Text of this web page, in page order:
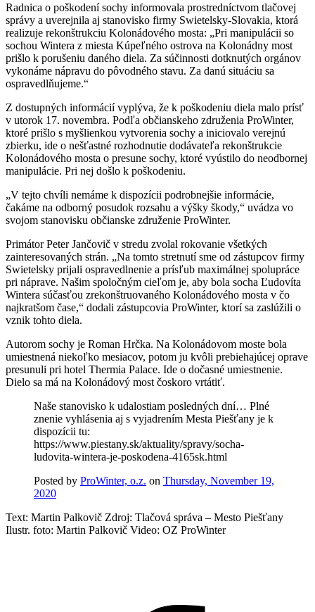
Radnica o poškodení sochy informovala prostredníctvom tlačovej
správy a uverejnila aj stanovisko firmy Swietelsky-Slovakia, ktorá
realizuje rekonštrukciu Kolonádového mosta: „Pri manipulácii so
sochou Wintera z miesta Kúpeľného ostrova na Kolonádny most
prišlo k porušeniu daného diela. Za súčinnosti dotknutých orgánov
vykonáme nápravu do pôvodného stavu. Za danú situáciu sa
ospravedlňujeme.“
Z dostupných informácií vyplýva, že k poškodeniu diela malo prísť
v utorok 17. novembra. Podľa občianskeho združenia ProWinter,
ktoré prišlo s myšlienkou vytvorenia sochy a iniciovalo verejnú
zbierku, ide o nešťastné rozhodnutie dodávateľa rekonštrukcie
Kolonádového mosta o presune sochy, ktoré vyústilo do neodbornej
manipulácie. Pri nej došlo k poškodeniu.
„V tejto chvíli nemáme k dispozícii podrobnejšie informácie,
čakáme na odborný posudok rozsahu a výšky škody,“ uvádza vo
svojom stanovisku občianske združenie ProWinter.
Primátor Peter Jančovič v stredu zvolal rokovanie všetkých
zainteresovaných strán. „Na tomto stretnutí sme od zástupcov firmy
Swietelsky prijali ospravedlnenie a prísľub maximálnej spolupráce
pri náprave. Našim spoločným cieľom je, aby bola socha Ľudovíta
Wintera súčasťou zrekonštruovaného Kolonádového mosta v čo
najkratšom čase,“ dodali zástupcovia ProWinter, ktorí sa zaslúžili o
vznik tohto diela.
Autorom sochy je Roman Hrčka. Na Kolonádovom moste bola
umiestnená niekoľko mesiacov, potom ju kvôli prebiehajúcej oprave
presunuli pri hotel Thermia Palace. Ide o dočasné umiestnenie.
Dielo sa má na Kolonádový most čoskoro vrtátiť.
Naše stanovisko k udalostiam posledných dní… Plné
znenie vyhlásenia aj s vyjadrením Mesta Piešťany je k
dispozícii tu:
https://www.piestany.sk/aktuality/spravy/socha-
ludovita-wintera-je-poskodena-4165sk.html
Posted by ProWinter, o.z. on Thursday, November 19,
2020
Text: Martin Palkovič Zdroj: Tlačová správa – Mesto Piešťany
Ilustr. foto: Martin Palkovič Video: OZ ProWinter